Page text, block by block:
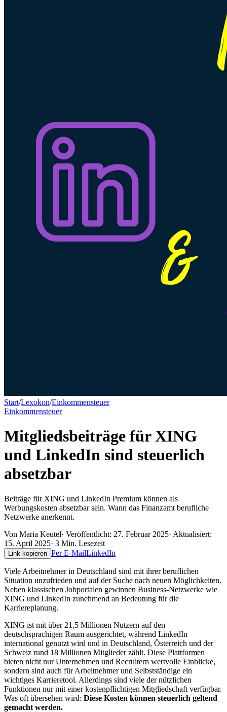
Start/Lexokon/Einkommensteuer
Einkommensteuer
Mitgliedsbeiträge für XING
und LinkedIn sind steuerlich
absetzbar
Beiträge für XING und LinkedIn Premium können als
Werbungskosten absetzbar sein. Wann das Finanzamt berufliche
Netzwerke anerkennt.
Von Maria Keutel· Veröffentlicht: 27. Februar 2025· Aktualisiert:
15. April 2025· 3 Min. Lesezeit
Link kopieren Per E-MailLinkedIn
Viele Arbeitnehmer in Deutschland sind mit ihrer beruflichen
Situation unzufrieden und auf der Suche nach neuen Möglichkeiten.
Neben klassischen Jobportalen gewinnen Business-Netzwerke wie
XING und LinkedIn zunehmend an Bedeutung für die
Karriereplanung.
XING ist mit über 21,5 Millionen Nutzern auf den
deutschsprachigen Raum ausgerichtet, während LinkedIn
international genutzt wird und in Deutschland, Österreich und der
Schweiz rund 18 Millionen Mitglieder zählt. Diese Plattformen
bieten nicht nur Unternehmen und Recruitern wertvolle Einblicke,
sondern sind auch für Arbeitnehmer und Selbstständige ein
wichtiges Karrieretool. Allerdings sind viele der nützlichen
Funktionen nur mit einer kostenpflichtigen Mitgliedschaft verfügbar.
Was oft übersehen wird: Diese Kosten können steuerlich geltend
gemacht werden.